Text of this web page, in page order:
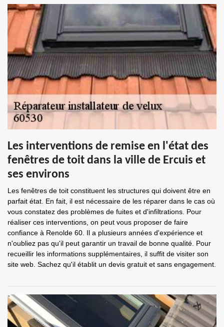
Les interventions de remise en l'état des
fenêtres de toit dans la ville de Ercuis et
ses environs
Les fenêtres de toit constituent les structures qui doivent être en
parfait état. En fait, il est nécessaire de les réparer dans le cas où
vous constatez des problèmes de fuites et d'infiltrations. Pour
réaliser ces interventions, on peut vous proposer de faire
confiance à Renolde 60. Il a plusieurs années d'expérience et
n'oubliez pas qu'il peut garantir un travail de bonne qualité. Pour
recueillir les informations supplémentaires, il suffit de visiter son
site web. Sachez qu'il établit un devis gratuit et sans engagement.